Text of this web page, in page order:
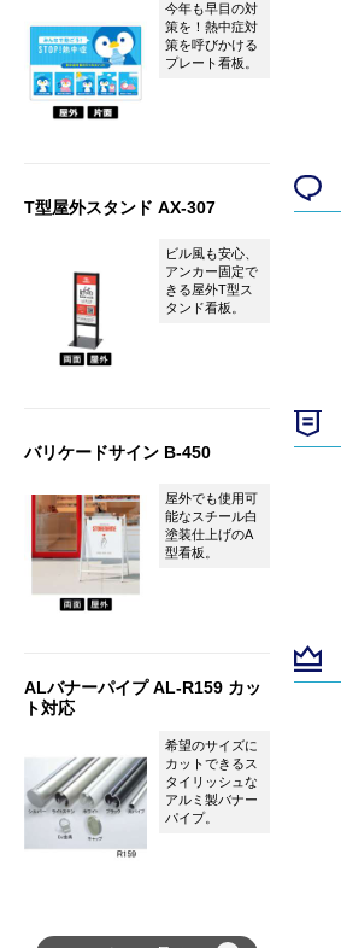
今年も早目の対
策を！熱中症対
策を呼びかける
プレート看板。
T型屋外スタンド AX-307
ビル風も安心、
アンカー固定で
きる屋外T型ス
タンド看板。
バリケードサイン B-450
屋外でも使用可
能なスチール白
塗装仕上げのA
型看板。
ALバナーパイプ AL-R159 カッ
ト対応
希望のサイズに
カットできるス
タイリッシュな
アルミ製バナー
パイプ。